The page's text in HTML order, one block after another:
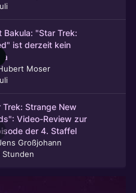
Bakula: "Star Trek:
ist derzeit kein
Moser
Trek: Strange New
Video-Review zur
der 4. Staffel
Großjohann
Stunden